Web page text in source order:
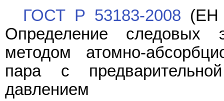
ГОСТ Р 53183-2008 (ЕН
Определение следовых
методом атомно-
пара с
давлением